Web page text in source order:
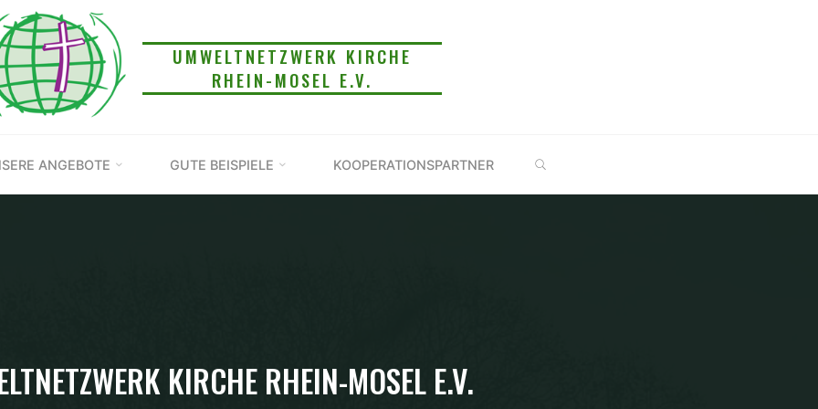
UMWELTNETZWERK KIRCHE
RHEIN-MOSEL E.V.
ANGEBOTE GUTE BEISPIELE KOOPERATIONSPARTNER
KIRCHE RHEIN-MOSEL E.V.